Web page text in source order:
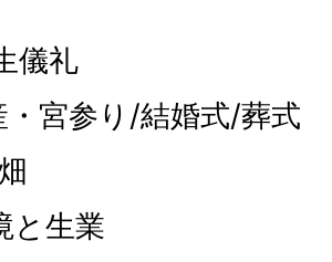
礼
参り/結婚式/葬式
生業